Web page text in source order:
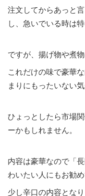
注文してからあっと
し、急いでいる時は
ですが、揚げ物や煮
これだけの味で豪華
まりにもったいない
ひょっとしたら市場
ーかもしれません。
内容は豪華なので「
わいたい人にもお勧め
少し辛口の内容とな